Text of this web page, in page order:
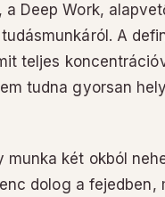
a Deep Work,
A
teljes
tudna gyorsan
munka két okból
dolog a